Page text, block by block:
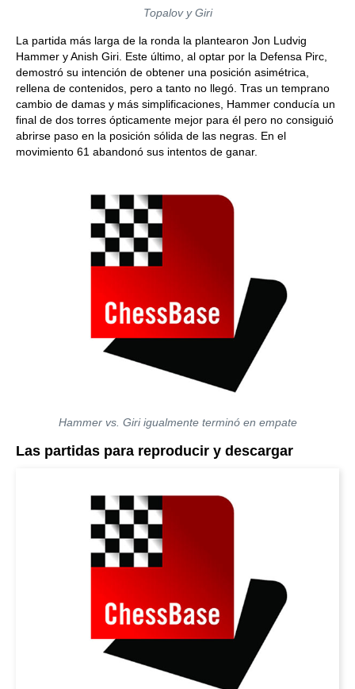
Topalov y Giri
La partida más larga de la ronda la plantearon Jon Ludvig
Hammer y Anish Giri. Este último, al optar por la Defensa Pirc,
demostró su intención de obtener una posición asimétrica,
rellena de contenidos, pero a tanto no llegó. Tras un temprano
cambio de damas y más simplificaciones, Hammer conducía un
final de dos torres ópticamente mejor para él pero no consiguió
abrirse paso en la posición sólida de las negras. En el
movimiento 61 abandonó sus intentos de ganar.
Hammer vs. Giri igualmente terminó en empate
Las partidas para reproducir y descargar